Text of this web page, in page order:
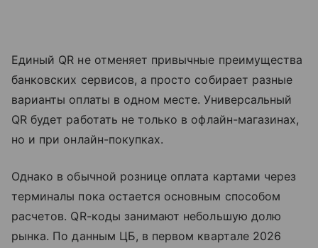
Единый QR не отменяет привычные преимущества
банковских сервисов, а просто собирает разные
варианты оплаты в одном месте. Универсальный
QR будет работать не только в офлайн-магазинах,
но и при онлайн-покупках.
Однако в обычной рознице оплата картами через
терминалы пока остается основным способом
расчетов. QR-коды занимают небольшую долю
рынка. По данным ЦБ, в первом квартале 2026